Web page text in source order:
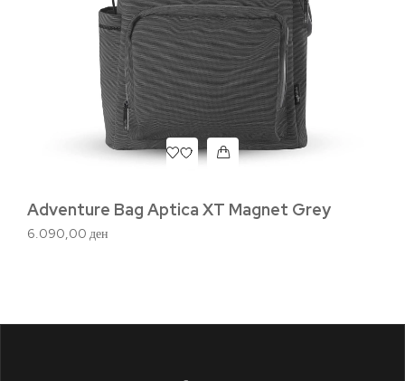
Adventure Bag Aptica XT Magnet Grey
6.090,00 ден